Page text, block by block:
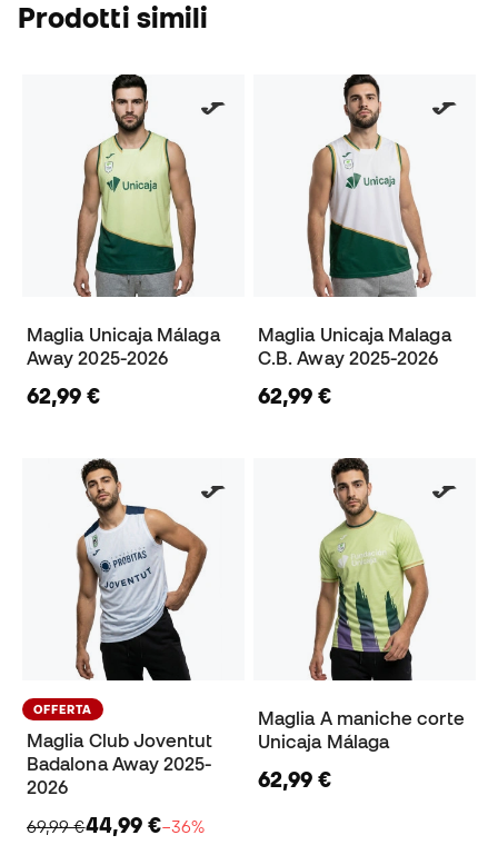
Prodotti simili
Maglia Unicaja Málaga
Away 2025-2026
62,99 €
Maglia Unicaja Malaga
C.B. Away 2025-2026
62,99 €
OFFERTA
Maglia Club Joventut
Badalona Away 2025-
2026
69,99 €44,99 €−36%
Maglia A maniche corte
Unicaja Málaga
62,99 €